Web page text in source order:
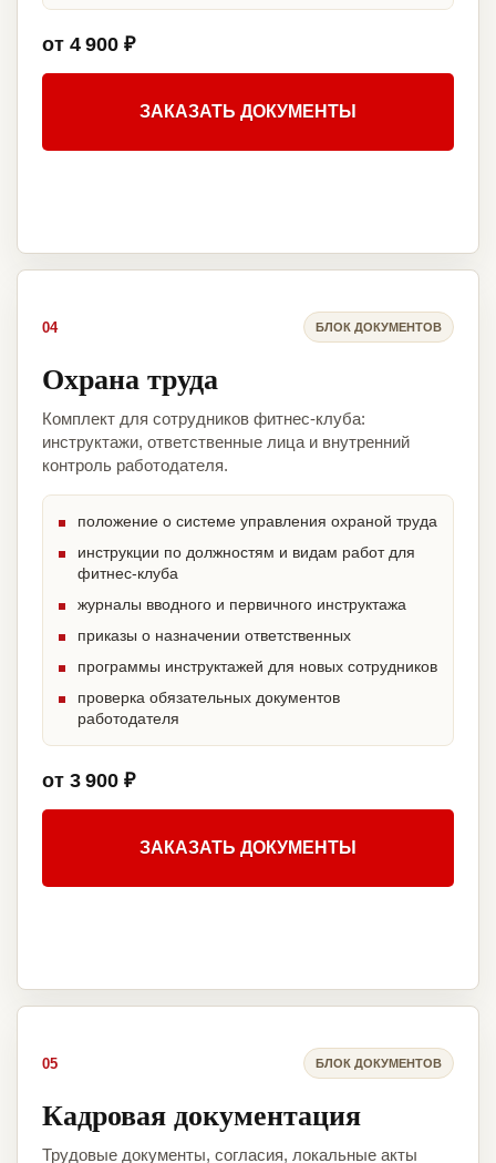
от 4 900 ₽
ЗАКАЗАТЬ ДОКУМЕНТЫ
04 БЛОК ДОКУМЕНТОВ
Охрана труда
Комплект для сотрудников фитнес-клуба:
инструктажи, ответственные лица и внутренний
контроль работодателя.
положение о системе управления охраной труда
инструкции по должностям и видам работ для
фитнес-клуба
журналы вводного и первичного инструктажа
приказы о назначении ответственных
программы инструктажей для новых сотрудников
проверка обязательных документов
работодателя
от 3 900 ₽
ЗАКАЗАТЬ ДОКУМЕНТЫ
05 БЛОК ДОКУМЕНТОВ
Кадровая документация
Трудовые документы, согласия, локальные акты